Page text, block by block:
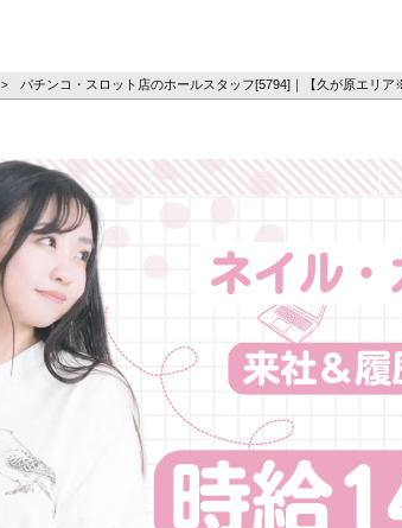
> パチンコ・スロット店のホールスタッフ[5794]｜【久が原エリ